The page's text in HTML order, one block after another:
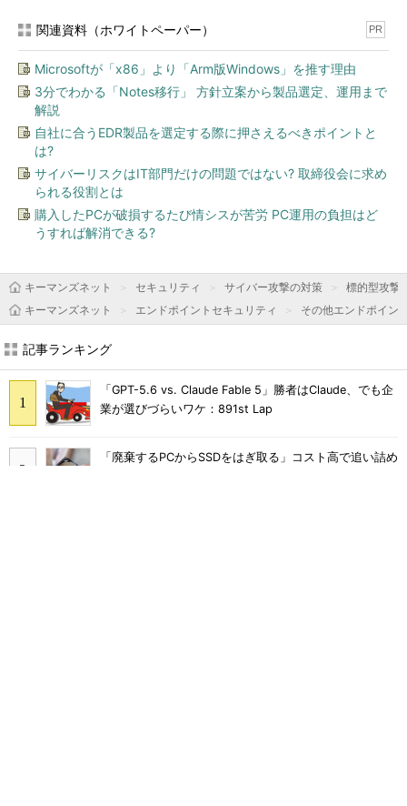
関連資料（ホワイトペーパー） PR
Microsoftが「x86」より「Arm版Windows」を推す理由
3分でわかる「Notes移行」 方針立案から製品選定、運用まで
解説
自社に合うEDR製品を選定する際に押さえるべきポイントと
は?
サイバーリスクはIT部門だけの問題ではない? 取締役会に求め
られる役割とは
購入したPCが破損するたび情シスが苦労 PC運用の負担はど
うすれば解消できる?
キーマンズネット セキュリティ サイバー攻撃の対策
標的型攻撃
キーマンズネット
エンドポイントセキュリティ その他エンドポイン
記事ランキング
「GPT-5.6 vs. Claude Fable 5」勝者はClaude、でも企
業が選びづらいワケ：891st Lap
「廃棄するPCからSSDをはぎ取る」コスト高で追い詰め